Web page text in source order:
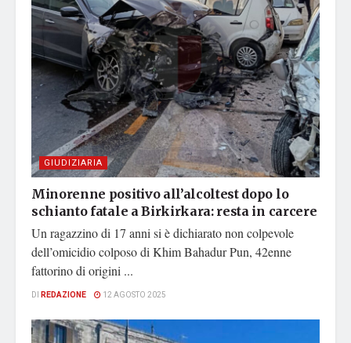
GIUDIZIARIA
Minorenne positivo all’alcoltest dopo lo
schianto fatale a Birkirkara: resta in carcere
Un ragazzino di 17 anni si è dichiarato non colpevole
dell’omicidio colposo di Khim Bahadur Pun, 42enne
fattorino di origini ...
DI REDAZIONE 12 AGOSTO 2025